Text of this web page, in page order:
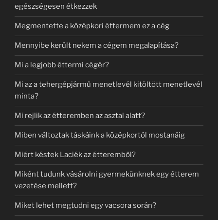
egészségesen étkezzek
Megmentette a középkori éttermem ez a cég
Mennyibe került nekem a cégem megalapítása?
Mi a legjobb éttermi cégér?
Mi az a tehergépjármű menetlevél kitöltött menetlevél
minta?
Mi rejlik az étteremben az asztal alatt?
Miben változtak táskáink a középkortól mostanáig
Miért késtek Laciék az étteremből?
Miként tudunk vásárolni gyermekünknek egy étterem
vezetése mellett?
Miket lehet megtudni egy vacsora során?